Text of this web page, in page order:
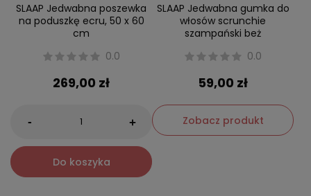
SLAAP Jedwabna poszewka
na poduszkę ecru, 50 x 60
cm
0.0
269,00 zł
- +
Do koszyka
SLAAP Jedwabna gumka do
włosów scrunchie
szampański beż
0.0
59,00 zł
Zobacz produkt